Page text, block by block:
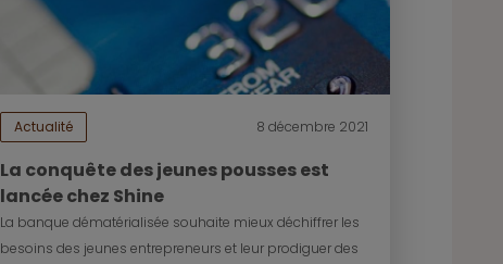
Actualité 8 décembre 2021
La conquête des jeunes pousses est
lancée chez Shine
La banque dématérialisée souhaite mieux déchiffrer les
besoins des jeunes entrepreneurs et leur prodiguer des